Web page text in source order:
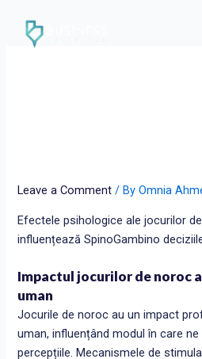
content
Leave a Comment / ByOmnia
Efectele psihologice ale jocurilor
influențează SpinoGambino
Impactul jocurilor de noroc
uman
Jocurile de noroc au un impact
uman, influențând modul în care
percepțiile. Mecanismele de